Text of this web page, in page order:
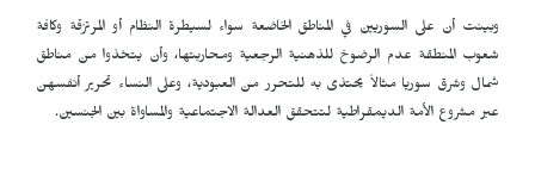
وبينت أن على السوريين في المناطق الخاضعة سواء لسيطرة النظام أو المرتزقة وكافة
شعوب المنطقة عدم الرضوخ للذهنية الرجعية ومحاربتها، وأن يتخذوا من مناطق
شمال وشرق سوريا مثالاً يحتذى به للتحرر من العبودية، وعلى النساء تحرير أنفسهن
عبر مشروع الأمة الديمقراطية لتتحقق العدالة الاجتماعية والمساواة بين الجنسين.